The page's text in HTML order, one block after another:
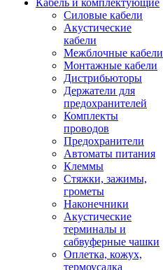
Кабель и комплектующие
Силовые кабели
Акустические
кабели
Межблочные кабели
Монтажные кабели
Дистрибьюторы
Держатели для
предохранителей
Комплекты
проводов
Предохранители
Автоматы питания
Клеммы
Стяжки, зажимы,
грометы
Наконечники
Акустические
терминалы и
сабвуферные чашки
Оплетка, кожух,
термоусадка